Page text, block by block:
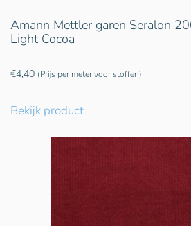
Amann Mettler garen Seralon
Light Cocoa
€4,40 (Prijs per meter voor stoffen)
Bekijk product